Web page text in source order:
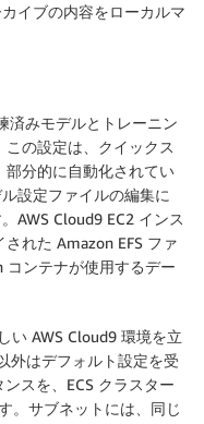
イブの内容をローカルマ
済みモデルとトレーニン
の設定は、クイックス
部分的に自動化されてい
設定ファイルの編集に
AWS Cloud9 EC2 インス
れた Amazon EFS ファ
コンテナが使用するデー
い AWS Cloud9 環境を立
外はデフォルト設定を受
スを、ECS クラスター
。 サブネット には、同じ